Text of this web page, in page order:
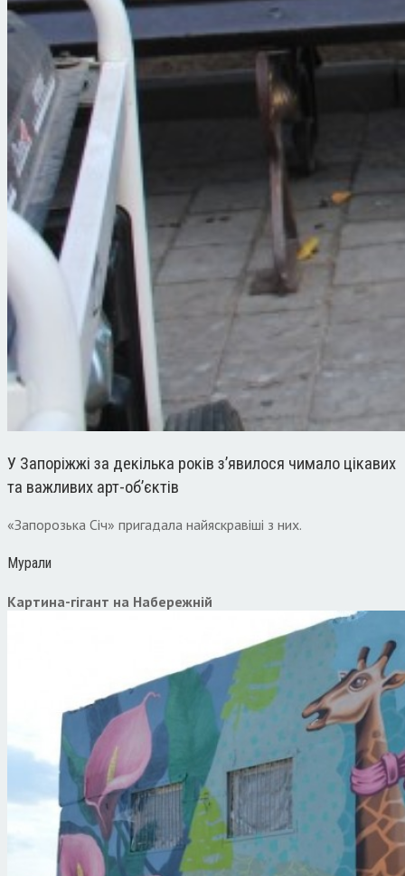
У Запоріжжі за декілька років з’явилося чимало цікавих
та важливих арт-об’єктів
«Запорозька Січ» пригадала найяскравіші з них.
Мурали
Картина-гігант на Набережній